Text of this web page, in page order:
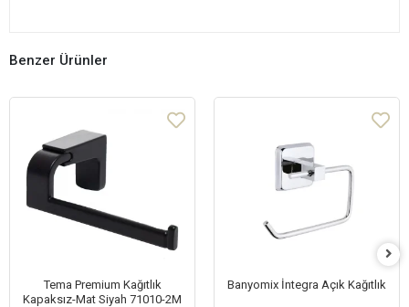
Benzer Ürünler
Tema Premium Kağıtlık
Kapaksız-Mat Siyah 71010-2M
Banyomix İntegra Açık Kağıtlık